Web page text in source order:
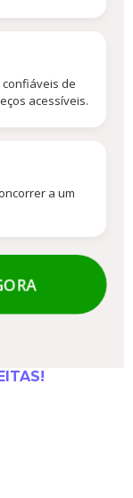
de
acessíveis.
a um